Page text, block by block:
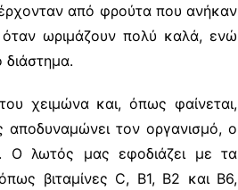
από φρούτα που ανήκαν
όταν ωριμάζουν πολύ καλά, ενώ
διάστημα.
χειμώνα και, όπως φαίνεται,
τον οργανισμό, ο
Ο λωτός μας εφοδιάζει με τα
βιταμίνες C, Β1, Β2 και Β6,